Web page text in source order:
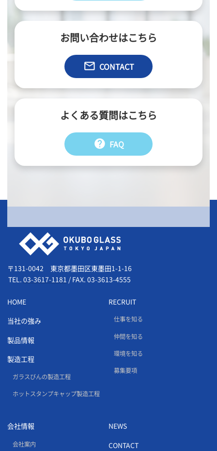
お問い合わせはこちら
email CONTACT
よくある質問はこちら
help FAQ
会社情報
〒131-0042 東京都墨田区東墨田1-1-16
TEL. 03-3617-1181 / FAX. 03-3613-4555
HOME
当社の強み
製品情報
製造工程
ガラスびんの製造工程
ホットスタンプキャップ製造工程
RECRUIT
仕事を知る
仲間を知る
環境を知る
募集要項
会社情報
会社案内
NEWS
CONTACT